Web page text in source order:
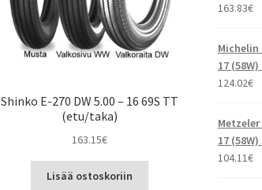
Shinko E-270 DW 5.00 – 16 69S TT
(etu/taka)
163.15€
Lisää ostoskoriin
163.83€
Michelin
17
124.02€
Metzeler
17
104.11€